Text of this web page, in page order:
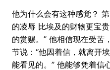
他为什么会有这种感觉？
的凌辱 比埃及的财物更宝
的赏赐。” 他相信现在受苦
节说：“他因着信，就离开
能看见的。” 他能够凭着信